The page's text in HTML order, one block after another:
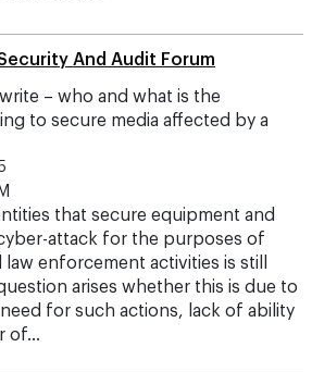
And Audit Forum
– who and what is the
to secure media affected by a
that secure equipment and
attack for the purposes of
enforcement activities is still
arises whether this is due to
for such actions, lack of ability
of…